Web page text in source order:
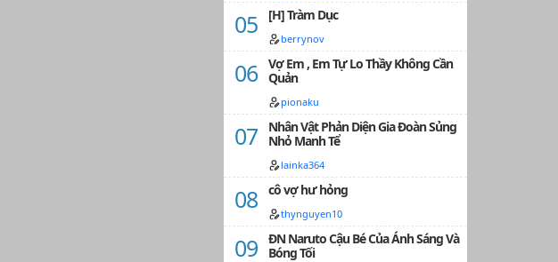
[H] Tràm Dục
berrynov
Vợ Em , Em Tự Lo Thầy Không Cần
Quản
pionaku
Nhân Vật Phản Diện Gia Đoàn Sủng
Nhỏ Manh Tể
lainka364
cô vợ hư hỏng
thynguyen10
ĐN Naruto Cậu Bé Của Ánh Sáng Và
Bóng Tối